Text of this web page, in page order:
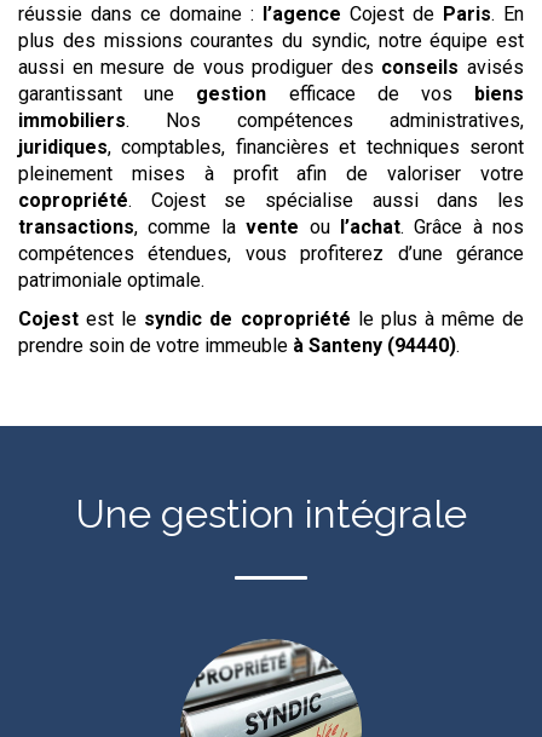
réussie dans ce domaine : l’agence Cojest de Paris. En
plus des missions courantes du syndic, notre équipe est
aussi en mesure de vous prodiguer des conseils avisés
garantissant une gestion efficace de vos biens
immobiliers. Nos compétences administratives,
juridiques, comptables, financières et techniques seront
pleinement mises à profit afin de valoriser votre
copropriété. Cojest se spécialise aussi dans les
transactions, comme lavente ou l’achat. Grâce à nos
compétences étendues, vous profiterez d’une gérance
patrimoniale optimale.
Cojest est le syndic de copropriété le plus à même de
prendre soin de votre immeuble à Santeny (94440).
Une gestion intégrale